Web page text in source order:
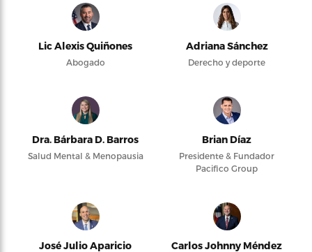
Lic Alexis Quiñones
Abogado
Adriana Sánchez
Derecho y deporte
Dra. Bárbara D. Barros
Salud Mental & Menopausia
Brian Díaz
Presidente & Fundador
Pacifico Group
José Julio Aparicio
Carlos Johnny Méndez